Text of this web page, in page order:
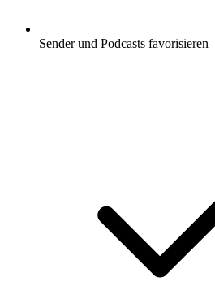
Sender und Podcasts favorisieren